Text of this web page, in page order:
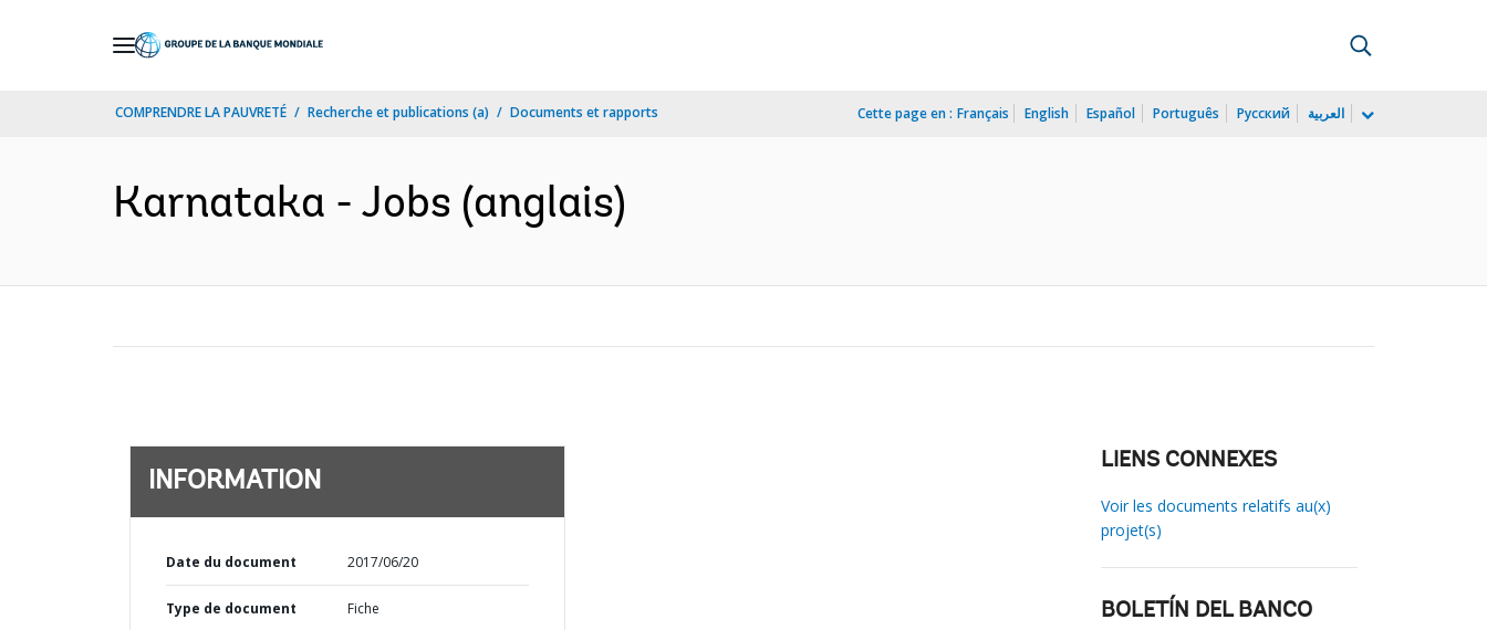
COMPRENDRE LA PAUVRETÉ Recherche et publications (a) Documents et rapports Cette page en : Français English Español Português Русский العربية
Karnataka - Jobs (anglais)
INFORMATION
Date du document 2017/06/20
Type de document Fiche
LIENS CONNEXES
Voir les documents relatifs au(x)
projet(s)
BOLETÍN DEL BANCO